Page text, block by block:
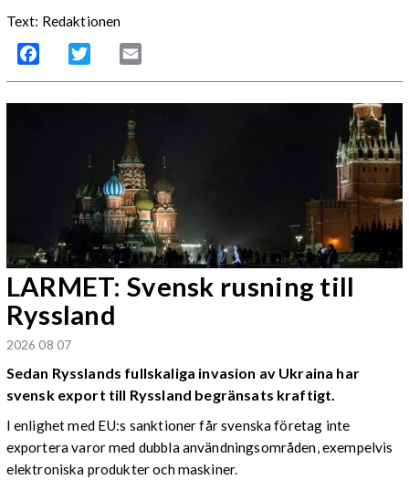
Text: Redaktionen
Facebook Twitter
LARMET: Svensk rusning till
Ryssland
2026 08 07
Sedan Rysslands fullskaliga invasion av Ukraina har
svensk export till Ryssland begränsats kraftigt.
I enlighet med EU:s sanktioner får svenska företag inte
exportera varor med dubbla användningsområden, exempelvis
elektroniska produkter och maskiner.